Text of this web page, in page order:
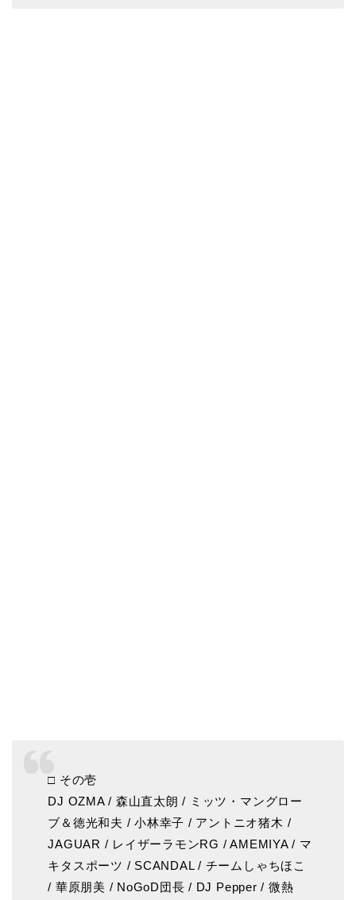
□ その壱
DJ OZMA / 森山直太朗 / ミッツ・マングロー
ブ＆徳光和夫 / 小林幸子 / アントニオ猪木 /
JAGUAR / レイザーラモンRG / AMEMIYA / マ
キタスポーツ / SCANDAL / チームしゃちほこ
/ 華原朋美 / NoGoD団長 / DJ Pepper / 微熱